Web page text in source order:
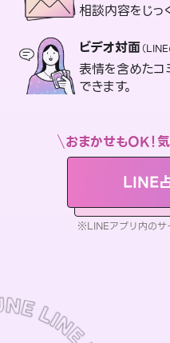
相談内容をじっ
ビデオ対面（
表情を含めたコ
できます。
おまかせもOK！
LINE
※LINEアプリ内のサ